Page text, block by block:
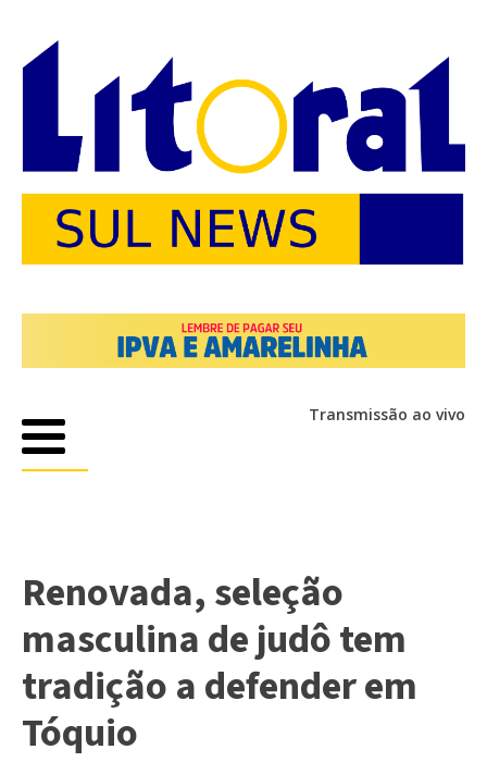
Transmissão ao vivo
Renovada, seleção
masculina de judô tem
tradição a defender em
Tóquio